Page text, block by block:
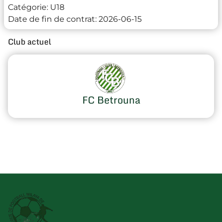
Catégorie: U18
Date de fin de contrat: 2026-06-15
Club actuel
FC Betrouna